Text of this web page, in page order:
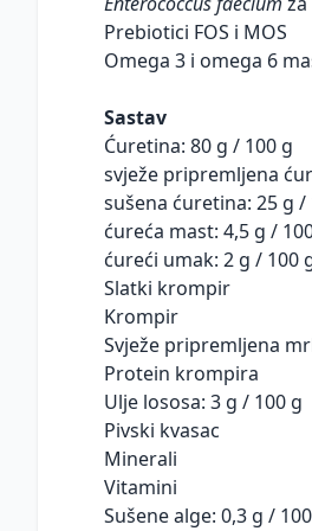
Prebiotici FOS i MOS
Omega 3 i omega 6
Sastav
Ćuretina: 80 g / 100 g
svježe pripremljena
sušena ćuretina: 25 g /
ćureća mast: 4,5 g /
ćureći umak: 2 g / 100
Slatki krompir
Krompir
Svježe pripremljena
Protein krompira
Ulje lososa: 3 g / 100 g
Pivski kvasac
Minerali
Vitamini
Sušene alge: 0,3 g /